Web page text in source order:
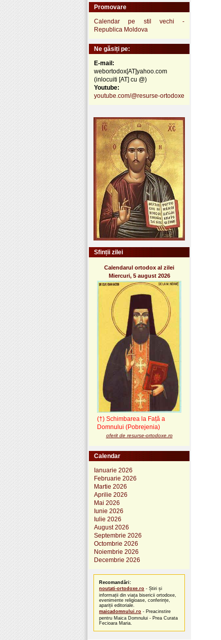
Promovare
Calendar pe stil vechi -
Republica Moldova
Ne găsiți pe:
E-mail:
webortodox[AT]yahoo.com
(inlocuiti [AT] cu @)
Youtube:
youtube.com/@resurse-ortodoxe
Sfinții zilei
Calendarul ortodox al zilei
Miercuri, 5 august 2026
(†) Schimbarea la Față a
Domnului (Pobrejenia)
oferit de resurse-ortodoxe.ro
Calendar
Ianuarie 2026
Februarie 2026
Martie 2026
Aprilie 2026
Mai 2026
Iunie 2026
Iulie 2026
August 2026
Septembrie 2026
Octombrie 2026
Noiembrie 2026
Decembrie 2026
Recomandări:
noutati-ortodoxe.ro - Știri și
informații din viața bisericii ortodoxe,
evenimente religioase, conferințe,
apariții editoriale.
maicadomnului.ro - Preacinstire
pentru Maica Domnului - Prea Curata
Fecioara Maria.